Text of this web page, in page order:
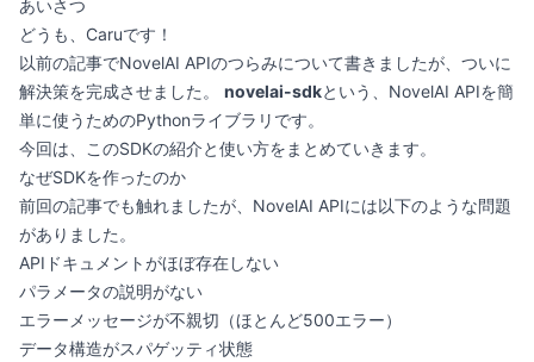
あいさつ
どうも、Caruです！
以前の記事でNovelAI APIのつらみについて書きましたが、ついに
解決策を完成させました。 novelai-sdkという、NovelAI APIを簡
単に使うためのPythonライブラリです。
今回は、このSDKの紹介と使い方をまとめていきます。
なぜSDKを作ったのか
前回の記事でも触れましたが、NovelAI APIには以下のような問題
がありました。
APIドキュメントがほぼ存在しない
パラメータの説明がない
エラーメッセージが不親切（ほとんど500エラー）
データ構造がスパゲッティ状態